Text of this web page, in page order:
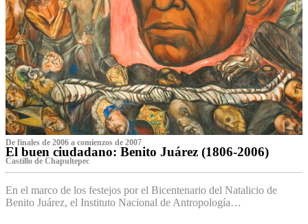
De finales de 2006 a comienzos de 2007
El buen ciudadano: Benito Juárez (1806-2006)
Castillo de Chapultepec
En el marco de los festejos por el Bicentenario del Natalicio de
Benito Juárez, el Instituto Nacional de Antropología…